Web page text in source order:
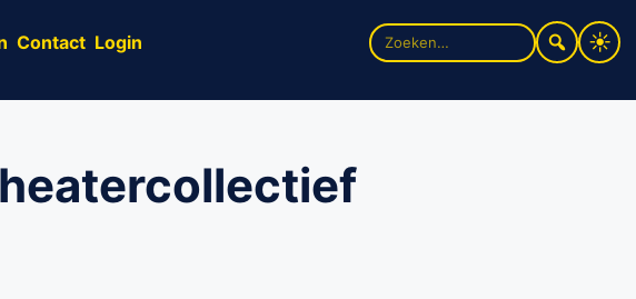
Contact Login
Zoek
naar: